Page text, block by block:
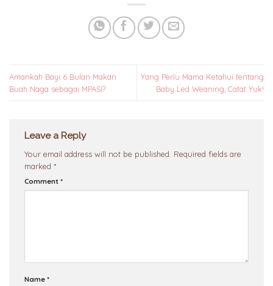
Amankah Bayi 6 Bulan Makan
Buah Naga sebagai MPASI?
Yang Perlu Mama Ketahui tentang
Baby Led Weaning, Catat Yuk!
Leave a Reply
Your email address will not be published. Required fields are
marked *
Comment *
Name *